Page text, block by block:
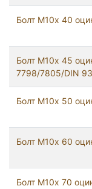
Болт М10х 40
Болт М10х 45
7798/7805/DIN
Болт М10х 50
Болт М10х 60
Болт М10х 70